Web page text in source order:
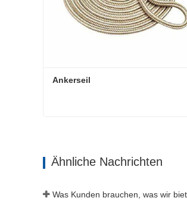
Ankerseil
Ähnliche Nachrichten